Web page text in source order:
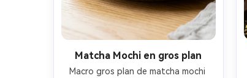
Matcha Mochi en gros plan
Macro gros plan de matcha mochi